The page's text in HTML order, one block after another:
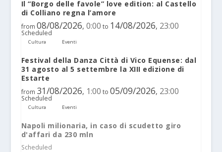
Il “Borgo delle favole” love edition: al Castello
di Colliano regna l’amore
from 08/08/2026, 0:00 to 14/08/2026, 23:00
Scheduled
Cultura Eventi
Festival della Danza Città di Vico Equense: dal
31 agosto al 5 settembre la XIII edizione di
Estarte
from 31/08/2026, 1:00 to 05/09/2026, 23:00
Scheduled
Cultura Eventi
Napoli milionaria, in caso di scudetto giro
d'affari da 230 mln
Scheduled